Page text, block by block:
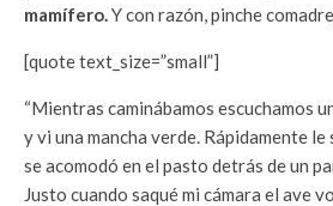
mamífero.Y con razón, pinche
[quote text_size=”small”]
“Mientras caminábamos escuchamos
y vi una mancha verde. Rápidamente le
se acomodó en el pasto detrás de un
Justo cuando saqué mi cámara el ave